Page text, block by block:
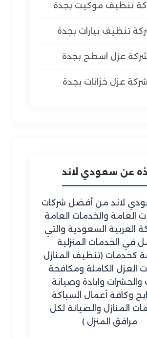
تنظيف موكيت بجدة
تنظيف بيارات بجدة
عزل اسطح بجدة
شركة عزل خزانات بجدة
عن سعودي لاند
لاند من أفضل شركات
العامة والخدمات العامة
العربية السعودية والتي
في الخدمات المنزلية
كخدمات (تنظيف المنازل
العزل الكاملة ومكافحة
والحشرات وابادة وصيانة
وكافة أعمال السباكة
المنازل والصيانة لكل
مرافق المنزل )